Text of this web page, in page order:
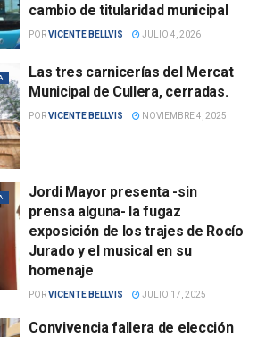
cambio de titularidad municipal
PORVICENTE BELLVIS JULIO 4, 2026
Las tres carnicerías del Mercat
Municipal de Cullera, cerradas.
PORVICENTE BELLVIS NOVIEMBRE 4, 2025
Jordi Mayor presenta -sin
prensa alguna- la fugaz
exposición de los trajes de Rocío
Jurado y el musical en su
homenaje
PORVICENTE BELLVIS JULIO 17, 2025
Convivencia fallera de elección